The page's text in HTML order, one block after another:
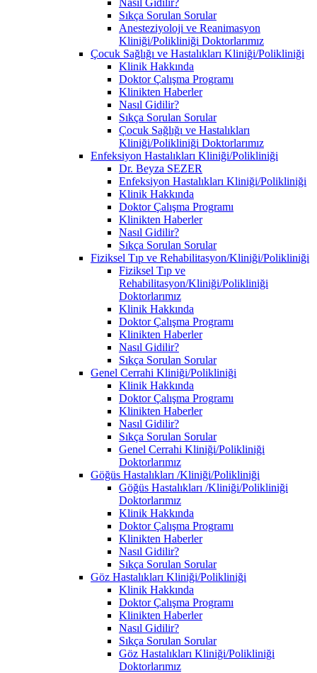
Sıkça Sorulan Sorular
Anesteziyoloji ve Reanimasyon
Kliniği/Polikliniği Doktorlarımız
Çocuk Sağlığı ve Hastalıkları Kliniği/Polikliniği
Klinik Hakkında
Doktor Çalışma Programı
Klinikten Haberler
Nasıl Gidilir?
Sıkça Sorulan Sorular
Çocuk Sağlığı ve Hastalıkları
Kliniği/Polikliniği Doktorlarımız
Enfeksiyon Hastalıkları Kliniği/Polikliniği
Dr. Beyza SEZER
Enfeksiyon Hastalıkları Kliniği/Polikliniği
Klinik Hakkında
Doktor Çalışma Programı
Klinikten Haberler
Nasıl Gidilir?
Sıkça Sorulan Sorular
Fiziksel Tıp ve Rehabilitasyon/Kliniği/Polikliniği
Fiziksel Tıp ve
Rehabilitasyon/Kliniği/Polikliniği
Doktorlarımız
Klinik Hakkında
Doktor Çalışma Programı
Klinikten Haberler
Nasıl Gidilir?
Sıkça Sorulan Sorular
Genel Cerrahi Kliniği/Polikliniği
Klinik Hakkında
Doktor Çalışma Programı
Klinikten Haberler
Nasıl Gidilir?
Sıkça Sorulan Sorular
Genel Cerrahi Kliniği/Polikliniği
Doktorlarımız
Göğüs Hastalıkları /Kliniği/Polikliniği
Göğüs Hastalıkları /Kliniği/Polikliniği
Doktorlarımız
Klinik Hakkında
Doktor Çalışma Programı
Klinikten Haberler
Nasıl Gidilir?
Sıkça Sorulan Sorular
Göz Hastalıkları Kliniği/Polikliniği
Klinik Hakkında
Doktor Çalışma Programı
Klinikten Haberler
Nasıl Gidilir?
Sıkça Sorulan Sorular
Göz Hastalıkları Kliniği/Polikliniği
Doktorlarımız